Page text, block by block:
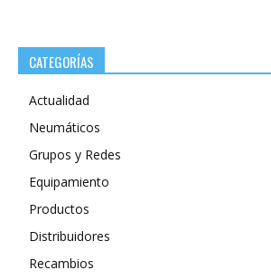
CATEGORÍAS
Actualidad
Neumáticos
Grupos y Redes
Equipamiento
Productos
Distribuidores
Recambios